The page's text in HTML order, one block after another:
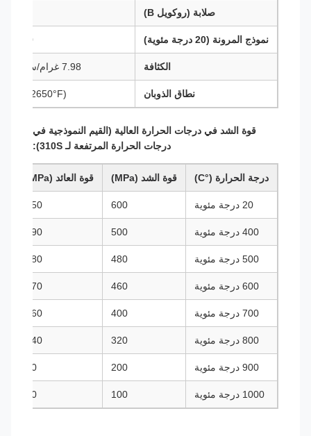
صلابة (روكويل B)
نموذج المرونة (20 درجة مئوية) 200 GPa (29,000 ksi)
الكثافة 7.98 غرام/سم3 (0.288 رطلاً/إين3)
نطاق الذوبان 2650°F)
قوة الشد في درجات الحرارة العالية (القيم النموذجية في
درجات الحرارة المرتفعة لـ 310S):
درجة الحرارة (°C) قوة الشد (MPa) قوة العائد (MPa)
20 درجة مئوية 600
250
400 درجة مئوية 500
190
500 درجة مئوية 480
180
600 درجة مئوية 460
170
700 درجة مئوية 400
160
800 درجة مئوية 320
140
900 درجة مئوية 200
90
1000 درجة مئوية 100
50